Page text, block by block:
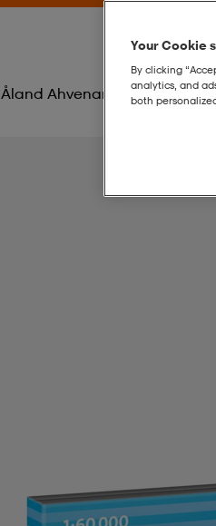
Åland Ahvenanmaa 1:60 000
Your Cookie
By clicking
analytics, and
both